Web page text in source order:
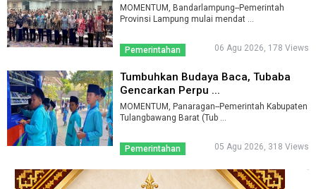
MOMENTUM, Bandarlampung--Pemerintah
Provinsi Lampung mulai mendat ...
Pemerintahan 06 Agu 2026, 178 Views
Tumbuhkan Budaya Baca, Tubaba
Gencarkan Perpu ...
MOMENTUM, Panaragan--Pemerintah Kabupaten
Tulangbawang Barat (Tub ...
Pemerintahan 05 Agu 2026, 318 Views